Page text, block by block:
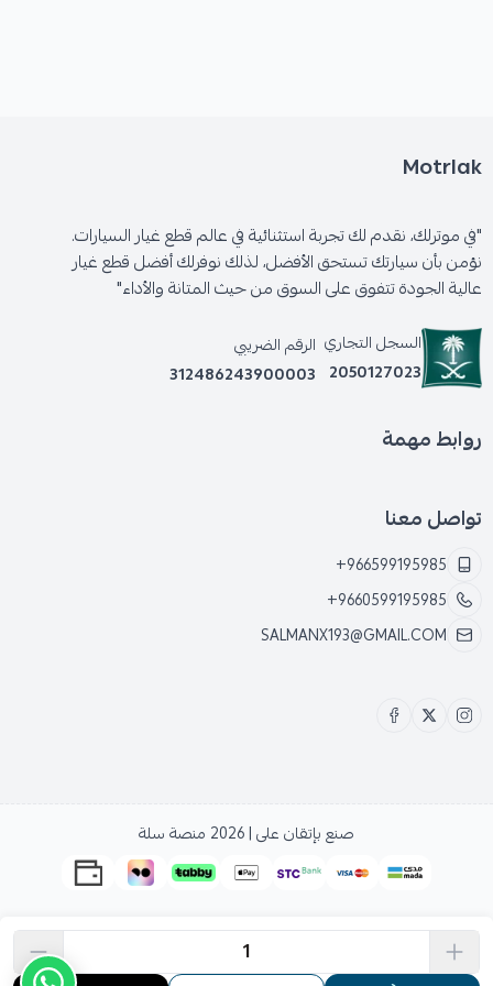
Motrlak
"في موترلك، نقدم لك تجربة استثنائية في عالم قطع غيار السيارات.
نؤمن بأن سيارتك تستحق الأفضل، لذلك نوفرلك أفضل قطع غيار
عالية الجودة تتفوق على السوق من حيث المتانة والأداء"
السجل التجاري
2050127023
الرقم الضريبي
312486243900003
روابط مهمة
تواصل معنا
+966599195985
+9660599195985
SALMANX193@GMAIL.COM
صنع بإتقان على | 2026 منصة سلة